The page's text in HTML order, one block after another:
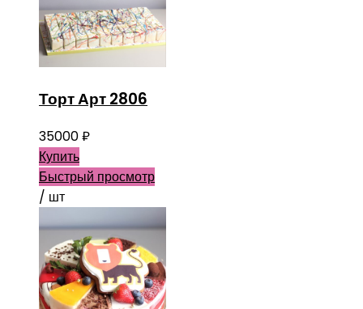
Торт Арт 2806
35000₽
Купить
Быстрый просмотр
/ шт